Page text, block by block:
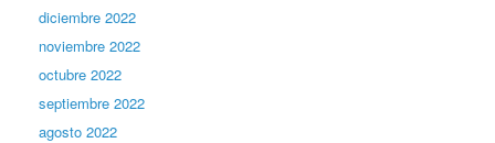
diciembre 2022
noviembre 2022
octubre 2022
septiembre 2022
agosto 2022